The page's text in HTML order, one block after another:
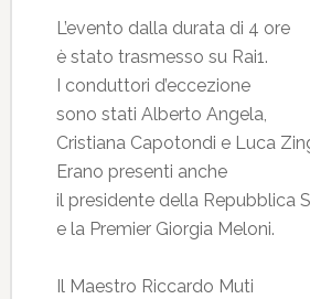
L’evento dalla durata di 4 ore
è stato trasmesso su Rai1.
I conduttori d’eccezione
sono stati Alberto Angela,
Cristiana Capotondi e Luca
Erano presenti anche
il presidente della Repubblica
e la Premier Giorgia Meloni.
Il Maestro Riccardo Muti